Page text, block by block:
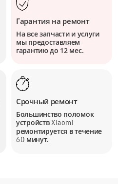
Гарантия на ремонт
На все запчасти и услуги
мы предоставляем
гарантию до 12 мес.
Срочный ремонт
Большинство поломок
устройствXiaomi
ремонтируется в течение
60 минут.